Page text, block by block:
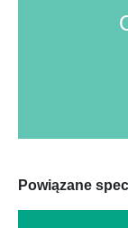
Powiązane